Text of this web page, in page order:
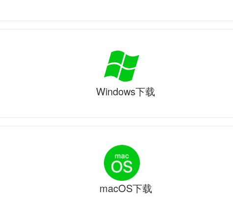
Windows下载
macOS下载